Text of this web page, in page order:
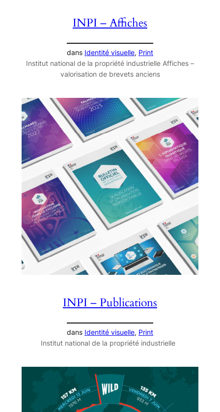
INPI – Affiches
dans Identité visuelle, Print
Institut national de la propriété industrielle Affiches –
valorisation de brevets anciens
INPI – Publications
dans Identité visuelle, Print
Institut national de la propriété industrielle